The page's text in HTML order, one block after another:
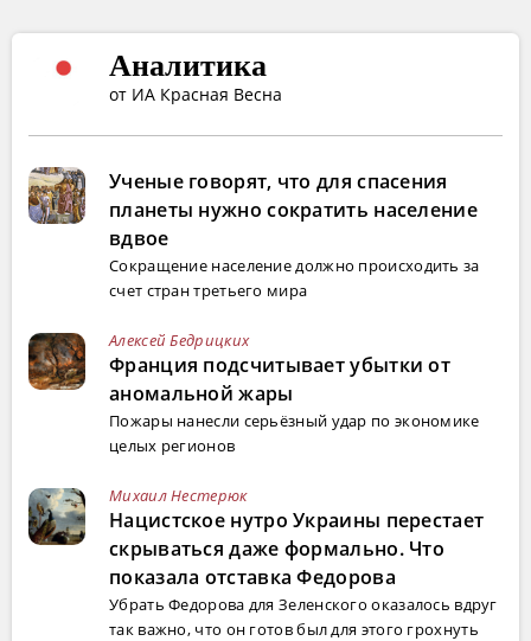
Аналитика
от ИА Красная Весна
Ученые говорят, что для спасения
планеты нужно сократить население
вдвое
Сокращение население должно происходить за
счет стран третьего мира
Алексей Бедрицких
Франция подсчитывает убытки от
аномальной жары
Пожары нанесли серьёзный удар по экономике
целых регионов
Михаил Нестерюк
Нацистское нутро Украины перестает
скрываться даже формально. Что
показала отставка Федорова
Убрать Федорова для Зеленского оказалось вдруг
так важно, что он готов был для этого грохнуть